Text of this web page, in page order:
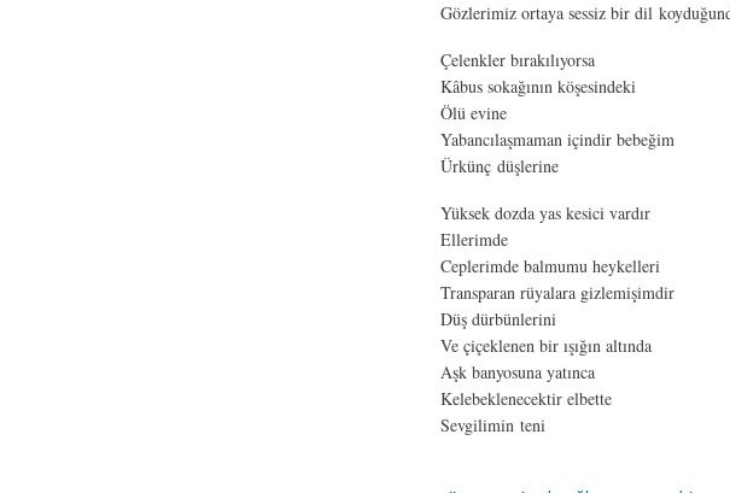
Gözlerimiz ortaya sessiz bir dil
Çelenkler bırakılıyorsa
Kâbus sokağının köşesindeki
Ölü evine
Yabancılaşmaman içindir bebeğim
Ürkünç düşlerine
Yüksek dozda yas kesici vardır
Ellerimde
Ceplerimde balmumu heykelleri
Transparan rüyalara gizlemişimdir
Düş dürbünlerini
Ve çiçeklenen bir ışığın altında
Aşk banyosuna yatınca
Kelebeklenecektir elbette
Sevgilimin teni